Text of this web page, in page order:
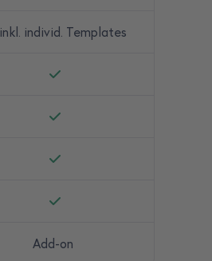
inkl. individ. Templates
Add-on